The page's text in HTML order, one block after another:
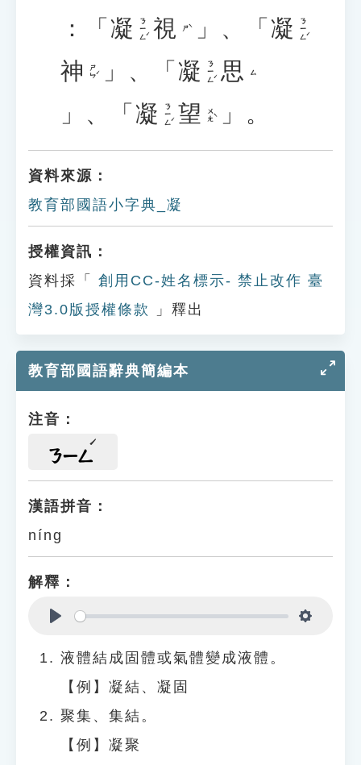
：「 凝 ㄋㄧㄥˊ 視 ㄕˋ 」、「 凝 ㄋㄧㄥˊ
神 ㄕㄣˊ 」、「 凝 ㄋㄧㄥˊ 思 ㄙ
」、「 凝 ㄋㄧㄥˊ 望 ㄨㄤˋ 」。
資料來源：
教育部國語小字典_凝
授權資訊：
資料採「
創用CC-姓名標示- 禁止改作 臺
灣3.0版授權條款
」釋出
教育部國語辭典簡編本
注音：
ㄋㄧㄥ
漢語拼音：
níng
解釋：
液體結成固體或氣體變成液體。
【例】凝結、凝固
聚集、集結。
【例】凝聚